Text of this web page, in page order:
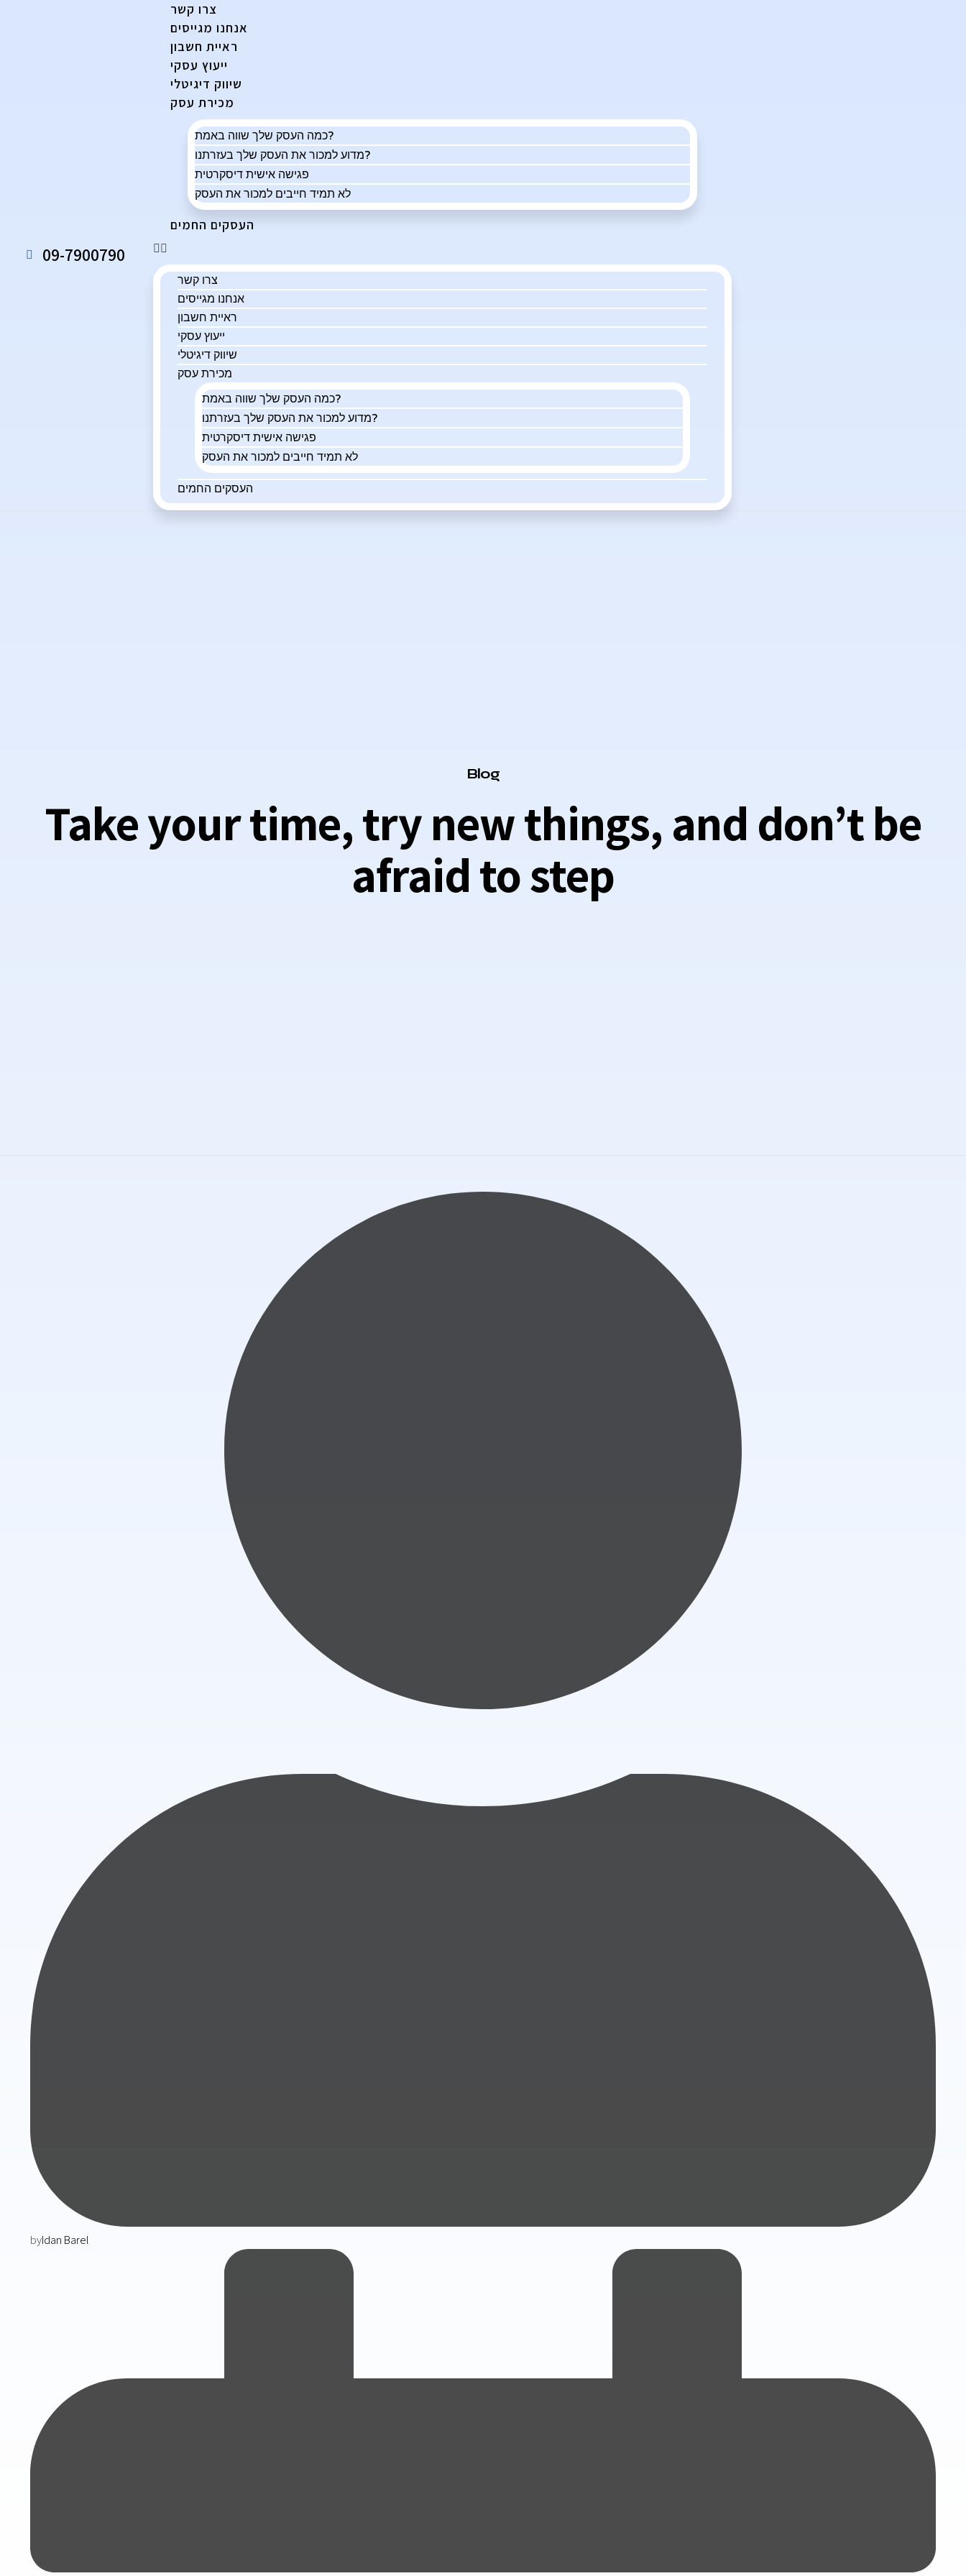
09-7900790
צרו קשר
אנחנו מגייסים
ראיית חשבון
ייעוץ עסקי
שיווק דיגיטלי
מכירת עסק
כמה העסק שלך שווה באמת?
מדוע למכור את העסק שלך בעזרתנו?
פגישה אישית דיסקרטית
לא תמיד חייבים למכור את העסק
העסקים החמים
צרו קשר
אנחנו מגייסים
ראיית חשבון
ייעוץ עסקי
שיווק דיגיטלי
מכירת עסק
כמה העסק שלך שווה באמת?
מדוע למכור את העסק שלך בעזרתנו?
פגישה אישית דיסקרטית
לא תמיד חייבים למכור את העסק
העסקים החמים
Take your time, try new things, and don’t be
afraid to step
Category
Blog
byIdan Barel